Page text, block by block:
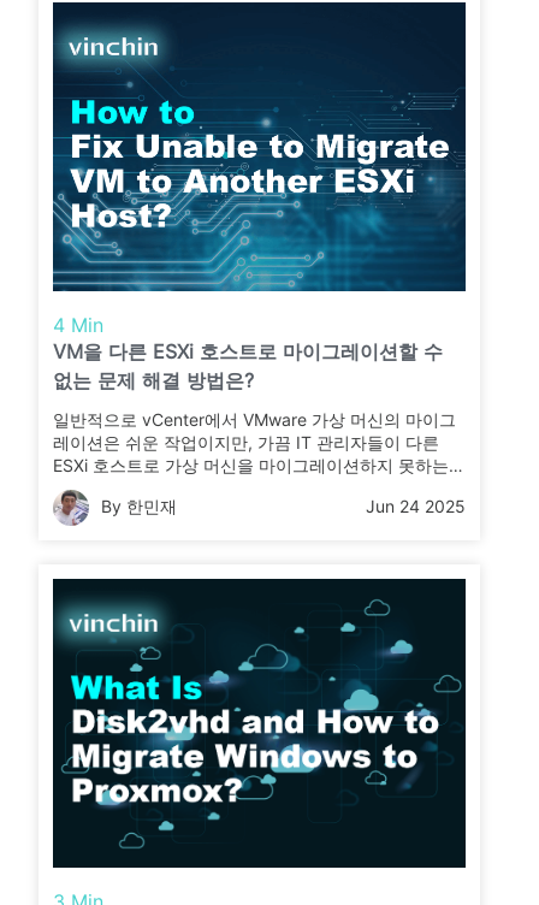
4 Min
VM을 다른 ESXi 호스트로 마이그레이션할 수
없는 문제 해결 방법은?
일반적으로 vCenter에서 VMware 가상 머신의 마이그
레이션은 쉬운 작업이지만, 가끔 IT 관리자들이 다른
ESXi 호스트로 가상 머신을 마이그레이션하지 못하는
등의 문제를 겪을 수도 있습니다. 이 글에서는 그러한
문제가 발생하는 원인과 해결 방법에 대해 알아보겠습
By 한민재 Jun 24 2025